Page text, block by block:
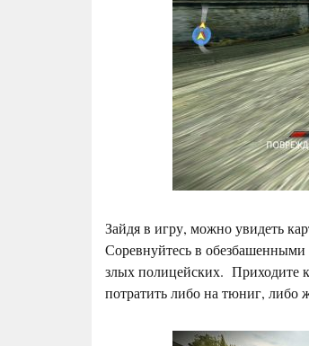
Зайдя в игру, можно увидеть
Соревнуйтесь в обезбашенными
злых полицейских. Приходите
потратить либо на тюниг, либо